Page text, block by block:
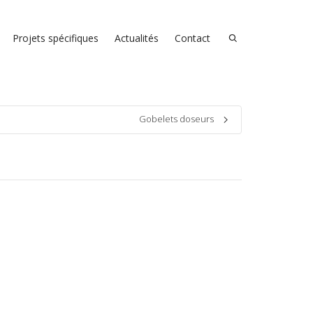
Projets spécifiques Actualités Contact
Gobelets doseurs